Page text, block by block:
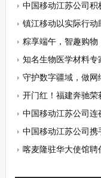
中国移动江苏公司积
镇江移动以实际行
粽享端午，智趣购物！
知名生物医学材料专家杨
守护数字疆域，做网
开门红！福建奔驰荣
中国移动江苏公司连
中国移动江苏公司携手油
喀麦隆驻华大使馆